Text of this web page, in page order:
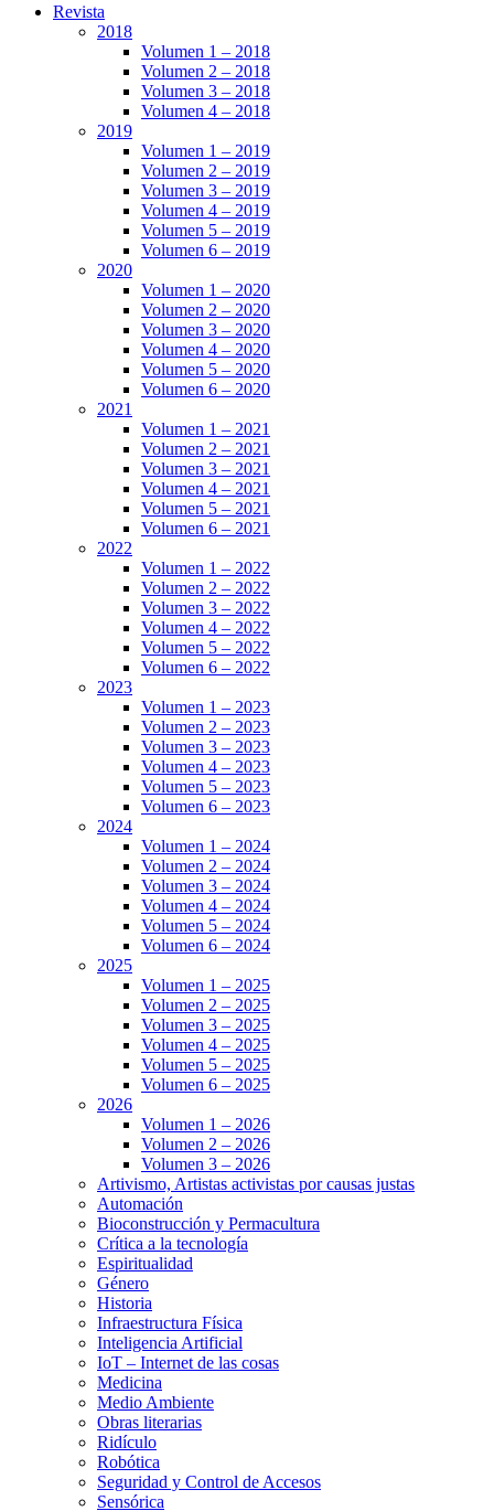
Revista
2018
Volumen 1 – 2018
Volumen 2 – 2018
Volumen 3 – 2018
Volumen 4 – 2018
2019
Volumen 1 – 2019
Volumen 2 – 2019
Volumen 3 – 2019
Volumen 4 – 2019
Volumen 5 – 2019
Volumen 6 – 2019
2020
Volumen 1 – 2020
Volumen 2 – 2020
Volumen 3 – 2020
Volumen 4 – 2020
Volumen 5 – 2020
Volumen 6 – 2020
2021
Volumen 1 – 2021
Volumen 2 – 2021
Volumen 3 – 2021
Volumen 4 – 2021
Volumen 5 – 2021
Volumen 6 – 2021
2022
Volumen 1 – 2022
Volumen 2 – 2022
Volumen 3 – 2022
Volumen 4 – 2022
Volumen 5 – 2022
Volumen 6 – 2022
2023
Volumen 1 – 2023
Volumen 2 – 2023
Volumen 3 – 2023
Volumen 4 – 2023
Volumen 5 – 2023
Volumen 6 – 2023
2024
Volumen 1 – 2024
Volumen 2 – 2024
Volumen 3 – 2024
Volumen 4 – 2024
Volumen 5 – 2024
Volumen 6 – 2024
2025
Volumen 1 – 2025
Volumen 2 – 2025
Volumen 3 – 2025
Volumen 4 – 2025
Volumen 5 – 2025
Volumen 6 – 2025
2026
Volumen 1 – 2026
Volumen 2 – 2026
Volumen 3 – 2026
Artivismo, Artistas activistas por causas justas
Automación
Bioconstrucción y Permacultura
Crítica a la tecnología
Espiritualidad
Género
Historia
Infraestructura Física
Inteligencia Artificial
IoT – Internet de las cosas
Medicina
Medio Ambiente
Obras literarias
Ridículo
Robótica
Seguridad y Control de Accesos
Sensórica